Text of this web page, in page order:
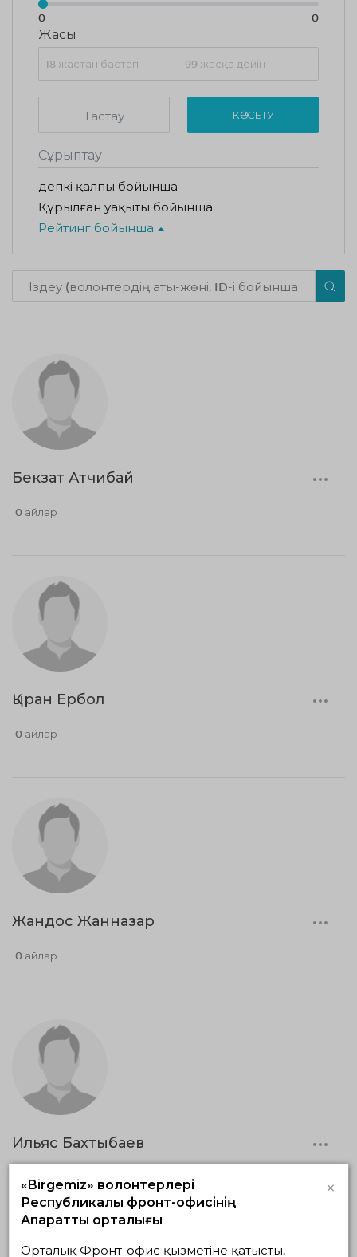
0 0
Жасы
Тастау КӨРСЕТУ
Сұрыптау
Әдепкі қалпы бойынша
Құрылған уақыты бойынша
Рейтинг бойынша
Бекзат Атчибай
0 айлар
Қыран Ербол
0 айлар
Жандос Жанназар
0 айлар
Ильяс Бахтыбаев
0 айлар
«Birgemiz» волонтерлері
Республикалық фронт-офисінің
Ақпараттық орталығы
×
Орталық Фронт-офис қызметіне қатысты,